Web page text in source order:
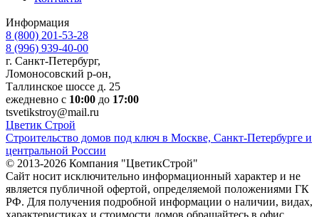
Информация
8 (800) 201-53-28
8 (996) 939-40-00
г. Санкт-Петербург,
Ломоносовский р-он,
Таллинское шоссе д. 25
ежедневно с 10:00 до 17:00
tsvetikstroy@mail.ru
Цветик Строй
Строительство домов под ключ в Москве, Санкт-Петербурге и
центральной России
© 2013-2026 Компания "ЦветикСтрой"
Сайт носит исключительно информационный характер и не
является публичной офертой, определяемой положениями ГК
РФ. Для получения подробной информации о наличии, видах,
характеристиках и стоимости домов обращайтесь в офис